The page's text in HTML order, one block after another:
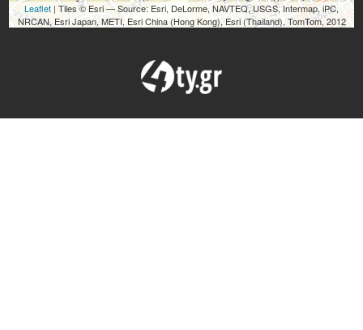
Leaflet | Tiles © Esri — Source: Esri, DeLorme, NAVTEQ, USGS, Intermap, iPC,
NRCAN, Esri Japan, METI, Esri China (Hong Kong), Esri (Thailand), TomTom, 2012